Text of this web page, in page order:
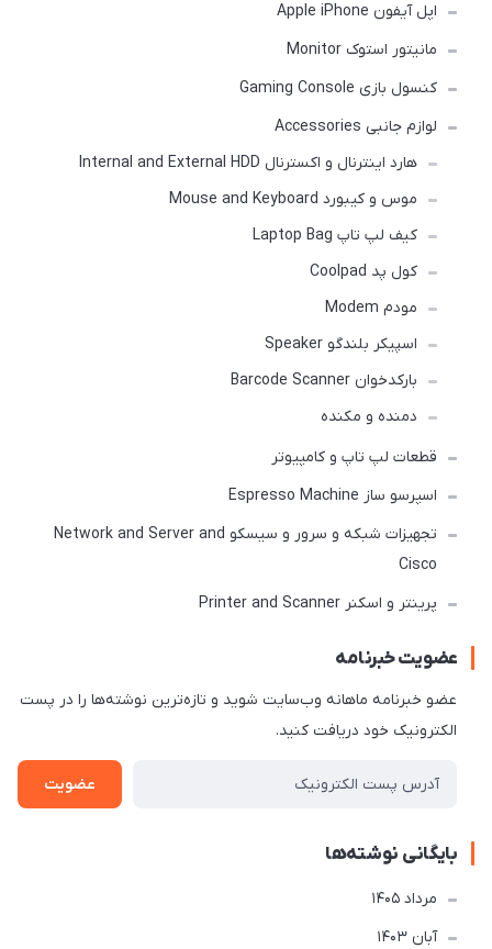
اپل آیفون Apple iPhone
مانیتور استوک Monitor
کنسول بازی Gaming Console
لوازم جانبی Accessories
هارد اینترنال و اکسترنال Internal and External HDD
موس و کیبورد Mouse and Keyboard
کیف لپ تاپ Laptop Bag
کول پد Coolpad
مودم Modem
اسپیکر بلندگو Speaker
بارکدخوان Barcode Scanner
دمنده و مکنده
قطعات لپ تاپ و کامپیوتر
اسپرسو ساز Espresso Machine
تجهیزات شبکه و سرور و سیسکو Network and Server and
Cisco
پرینتر و اسکنر Printer and Scanner
عضویت خبرنامه
عضو خبرنامه ماهانه وب‌سایت شوید و تازه‌ترین نوشته‌ها را در پست
الکترونیک خود دریافت کنید.
عضویت
بایگانی نوشته‌ها
مرداد 1405
آبان 1403